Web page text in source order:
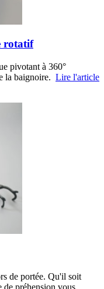
rotatif
pivotant à 360°
la baignoire. Lire l'article
de portée. Qu'il soit
de préhension vous